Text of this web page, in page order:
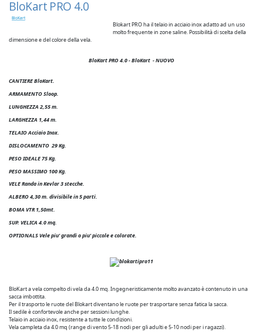
BloKart PRO 4.0
BloKart
Blokart PRO ha il telaio in acciaio inox adatto ad un uso
molto frequente in zone saline. Possibilità di scelta della
dimensione e del colore della vela.
BloKart PRO 4.0 - BloKart - NUOVO
CANTIERE BloKart.
ARMAMENTO Sloop.
LUNGHEZZA 2,55 m.
LARGHEZZA 1,44 m.
TELAIO Acciaio Inox.
DISLOCAMENTO29Kg.
PESO IDEALE 75 Kg.
PESO MASSIMO 100 Kg.
VELE Randa in Kevlar 3 stecche.
ALBERO 4,30 m. divisibile in 5 parti.
BOMA VTR 1,50mt.
SUP. VELICA 4.0 mq.
OPTIONALS Vele piu' grandi o piu' piccole e colorate.
BloKart a vela compelto di vela da 4.0 mq. Ingegneristicamente molto avanzato è contenuto in una
sacca imbottita.
Per il trasporto le ruote del Blokart diventano le ruote per trasportare senza fatica la sacca.
Il sedile è confortevole anche per sessioni lunghe.
Telaio in acciaio inox, resistente a tutte le condizioni.
Vela campleta da 4.0 mq (range di vento 5-18 nodi per gli adulti e 5-10 nodi per i ragazzi).